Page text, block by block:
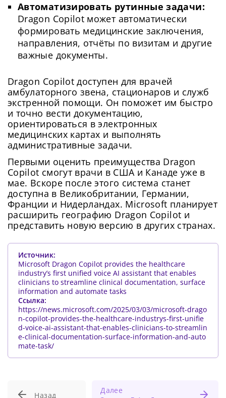
Автоматизировать рутинные задачи:
Dragon Copilot может автоматически
формировать медицинские заключения,
направления, отчёты по визитам и другие
важные документы.
Dragon Copilot доступен для врачей
амбулаторного звена, стационаров и служб
экстренной помощи. Он поможет им быстро
и точно вести документацию,
ориентироваться в электронных
медицинских картах и выполнять
административные задачи.
Первыми оценить преимущества Dragon
Copilot смогут врачи в США и Канаде уже в
мае. Вскоре после этого система станет
доступна в Великобритании, Германии,
Франции и Нидерландах. Microsoft планирует
расширить географию Dragon Copilot и
представить новую версию в других странах.
Источник:
Microsoft Dragon Copilot provides the healthcare
industry’s first unified voice AI assistant that enables
clinicians to streamline clinical documentation, surface
information and automate tasks
Ссылка:
https://news.microsoft.com/2025/03/03/microsoft-drago
n-copilot-provides-the-healthcare-industrys-first-unifie
d-voice-ai-assistant-that-enables-clinicians-to-streamlin
e-clinical-documentation-surface-information-and-auto
mate-task/
Назад
Далее